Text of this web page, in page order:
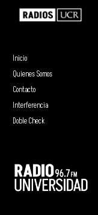
Inicio
Quienes Somos
Contacto
Interferencia
Doble Check